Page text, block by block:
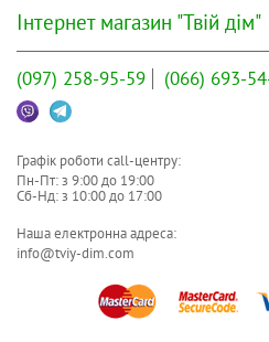
Інтернет магазин "Твій дім"
(097) 258-95-59 (066) 693-
Графік роботи call-центру:
Пн-Пт: з 9:00до 19:00
Сб-Нд: з 10:00до 17:00
Наша електронна адреса:
info@tviy-dim.com